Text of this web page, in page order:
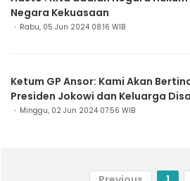
Negara Kekuasaan
Rabu, 05 Jun 2024 08:16 WIB
Ketum GP Ansor: Kami Akan
Presiden Jokowi dan Keluarga
Minggu, 02 Jun 2024 07:56 WIB